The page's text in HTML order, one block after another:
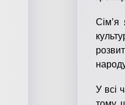
Сім’я
У всі